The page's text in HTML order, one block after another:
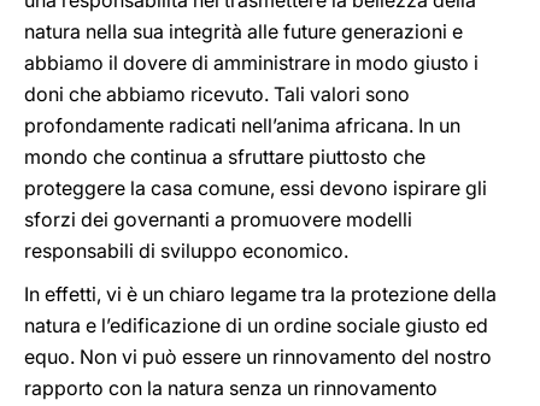
natura nella sua integrità alle future generazioni e
abbiamo il dovere di amministrare in modo giusto i
doni che abbiamo ricevuto. Tali valori sono
profondamente radicati nell’anima africana. In un
mondo che continua a sfruttare piuttosto che
proteggere la casa comune, essi devono ispirare gli
sforzi dei governanti a promuovere modelli
responsabili di sviluppo economico.
In effetti, vi è un chiaro legame tra la protezione della
natura e l’edificazione di un ordine sociale giusto ed
equo. Non vi può essere un rinnovamento del nostro
rapporto con la natura senza un rinnovamento